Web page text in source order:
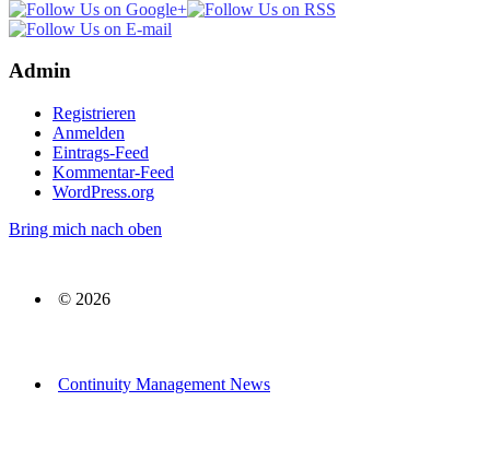
Admin
Registrieren
Anmelden
Eintrags-Feed
Kommentar-Feed
WordPress.org
Bring mich nach oben
© 2026
Continuity Management News